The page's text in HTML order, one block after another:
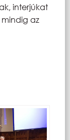
interjúkat
mindig az